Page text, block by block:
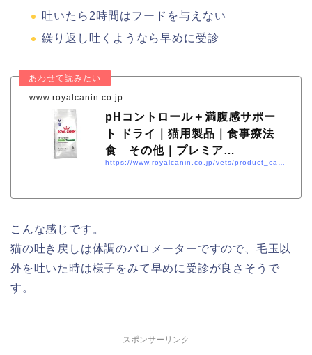
吐いたら2時間はフードを与えない
繰り返し吐くようなら早めに受診
www.royalcanin.co.jp
pHコントロール＋満腹感サポー
ト ドライ｜猫用製品｜食事療法
食 その他｜プレミア…
https://www.royalcanin.co.jp/vets/product_cats/S_O-Kcal/
こんな感じです。
猫の吐き戻しは体調のバロメーターですので、毛玉以
外を吐いた時は様子をみて早めに受診が良さそうで
す。
スポンサーリンク